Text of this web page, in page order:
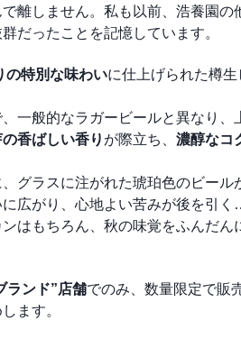
離しません。私も以前、浩養園の
だったことを記憶しています。
の特別な味わいに仕上げられた樽
一般的なラガービールと異なり、
香ばしい香り が際立ち、 濃醇なコ
グラスに注がれた琥珀色のビール
広がり、心地よい苦みが後を引
はもちろん、秋の味覚をふんだん
ランド”店舗でのみ、数量限定で販
ます。